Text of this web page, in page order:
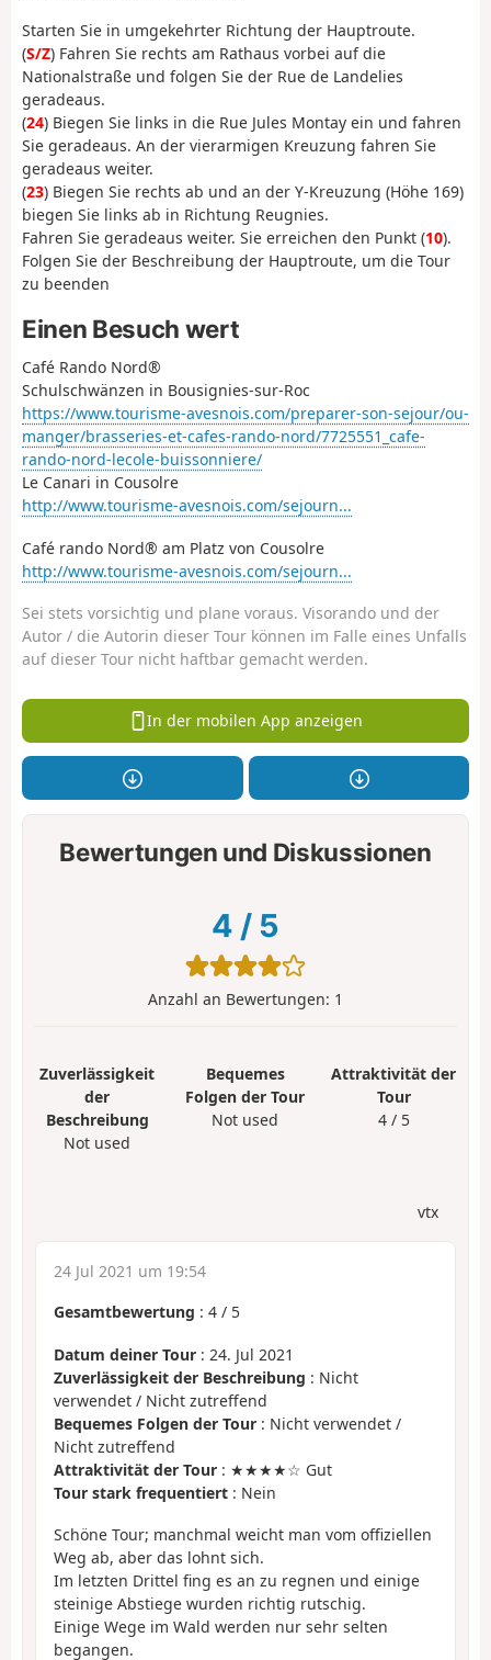
Starten Sie in umgekehrter Richtung der Hauptroute.
(S/Z) Fahren Sie rechts am Rathaus vorbei auf die
Nationalstraße und folgen Sie der Rue de Landelies
geradeaus.
(24) Biegen Sie links in die Rue Jules Montay ein und fahren
Sie geradeaus. An der vierarmigen Kreuzung fahren Sie
geradeaus weiter.
(23) Biegen Sie rechts ab und an der Y-Kreuzung (Höhe 169)
biegen Sie links ab in Richtung Reugnies.
Fahren Sie geradeaus weiter. Sie erreichen den Punkt (10).
Folgen Sie der Beschreibung der Hauptroute, um die Tour
zu beenden
Einen Besuch wert
Café Rando Nord®
Schulschwänzen in Bousignies-sur-Roc
https://www.tourisme-avesnois.com/preparer-son-sejour/ou-
manger/brasseries-et-cafes-rando-nord/7725551_cafe-
rando-nord-lecole-buissonniere/
Le Canari in Cousolre
http://www.tourisme-avesnois.com/sejourn...
Café rando Nord® am Platz von Cousolre
http://www.tourisme-avesnois.com/sejourn...
Sei stets vorsichtig und plane voraus. Visorando und der
Autor / die Autorin dieser Tour können im Falle eines Unfalls
auf dieser Tour nicht haftbar gemacht werden.
In der mobilen App anzeigen
Bewertungen und Diskussionen
4 / 5
Anzahl an Bewertungen: 1
Zuverlässigkeit
der
Beschreibung
Not used
Bequemes
Folgen der Tour
Not used
Attraktivität der
Tour
4 / 5
vtx
24 Jul 2021 um 19:54
Gesamtbewertung : 4 / 5
Datum deiner Tour : 24. Jul 2021
Zuverlässigkeit der Beschreibung : Nicht
verwendet / Nicht zutreffend
Bequemes Folgen der Tour : Nicht verwendet /
Nicht zutreffend
Attraktivität der Tour : ★★★★☆ Gut
Tour stark frequentiert : Nein
Schöne Tour; manchmal weicht man vom offiziellen
Weg ab, aber das lohnt sich.
Im letzten Drittel fing es an zu regnen und einige
steinige Abstiege wurden richtig rutschig.
Einige Wege im Wald werden nur sehr selten
begangen.